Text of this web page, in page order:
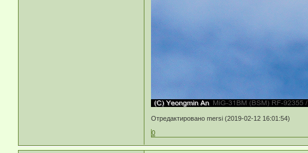
Отредактировано mersi (2019-02-12 16:01:54)
0